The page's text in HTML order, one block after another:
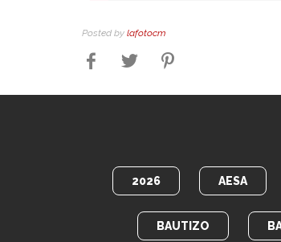
Posted by lafotocm
2026 AESA
BAUTIZO